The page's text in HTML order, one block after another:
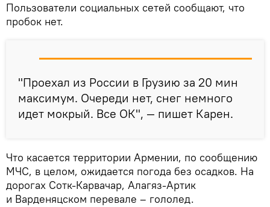
Пользователи социальных сетей сообщают, что
пробок нет.
"Проехал из России в Грузию за 20 мин
максимум. Очереди нет, снег немного
идет мокрый. Все ОК", — пишет Карен.
Что касается территории Армении, по сообщению
МЧС, в целом, ожидается погода без осадков. На
дорогах Сотк-Карвачар, Алагяз-Артик
и Варденяцском перевале – гололед.